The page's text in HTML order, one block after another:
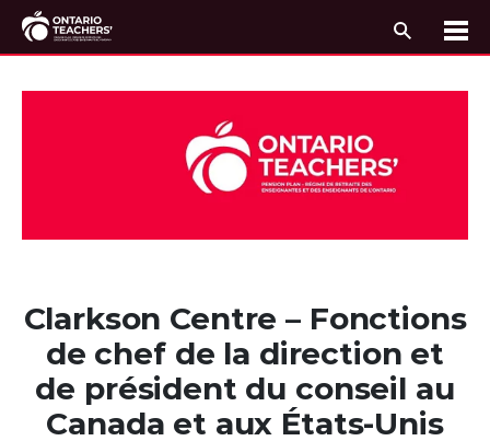
Clarkson Centre – Fonctions
de chef de la direction et
de président du conseil au
Canada et aux États-Unis